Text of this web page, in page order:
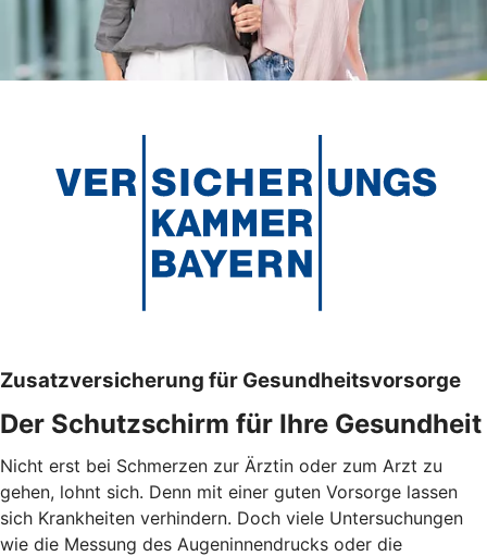
Zusatzversicherung für Gesundheitsvorsorge
Der Schutzschirm für Ihre Gesundheit
Nicht erst bei Schmerzen zur Ärztin oder zum Arzt zu
gehen, lohnt sich. Denn mit einer guten Vorsorge lassen
sich Krankheiten verhindern. Doch viele Untersuchungen
wie die Messung des Augeninnendrucks oder die